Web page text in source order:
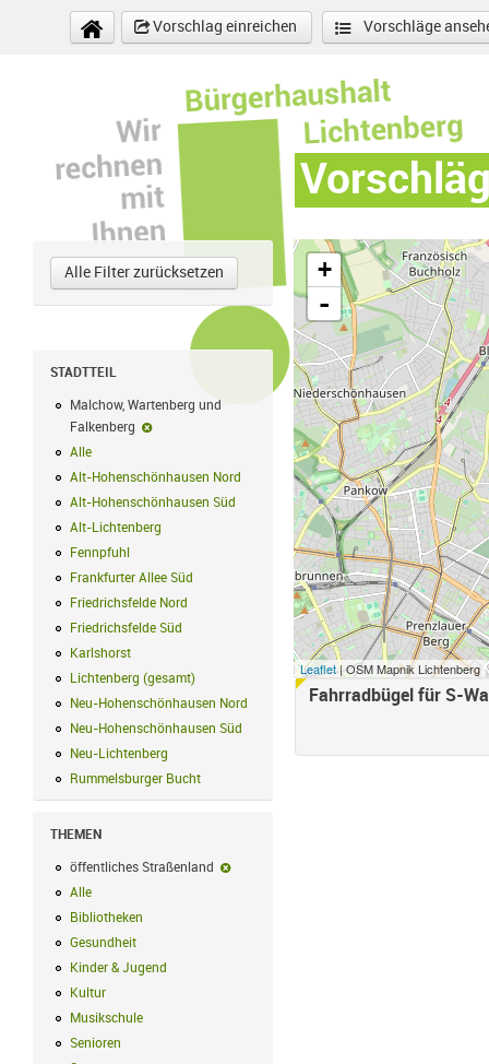
Direkt zum Inhalt
Vorschlag einreichen
Vorschläge
Alle Filter zurücksetzen
STADTTEIL
Malchow, Wartenberg und
Falkenberg
Malchow, Wartenberg und Falkenberg-Filter entfernen
Alle
Alt-Hohenschönhausen Nord
Alt-Hohenschönhausen Nord Filter
Alt-Hohenschönhausen Süd
Alt-Hohenschönhausen Süd Filter
Alt-Lichtenberg Alt-Lichtenberg Filter anwenden
Fennpfuhl
Frankfurter Allee Süd
Frankfurter Allee Süd Filter anwenden
Friedrichsfelde Nord
Friedrichsfelde Nord Filter anwenden
Friedrichsfelde Süd
Friedrichsfelde Süd Filter anwenden
Karlshorst
Lichtenberg (gesamt) Lichtenberg (gesamt) Filter anwenden
Neu-Hohenschönhausen Nord
Neu-Hohenschönhausen Nord Filter
Neu-Hohenschönhausen Süd
Neu-Lichtenberg Neu-Lichtenberg Filter anwenden
Rummelsburger Bucht
THEMEN
öffentliches Straßenland
Alle
Bibliotheken
Gesundheit
Kinder & Jugend
Kultur
Musikschule
Senioren
+
-
Leaflet| OSM Mapnik Lichtenberg
Fahrradbügel für S-